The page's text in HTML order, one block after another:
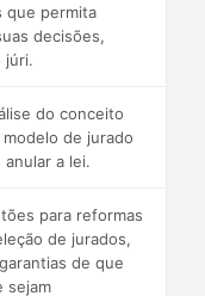
que permita
decisões,
júri.
do conceito
de jurado
a lei.
para reformas
de jurados,
de que
sejam